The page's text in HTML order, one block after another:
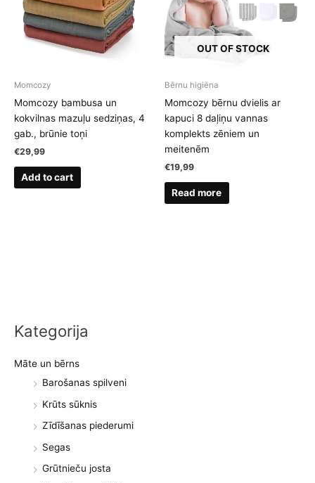
Kategorija
Māte un bērns
Barošanas spilveni
Krūts sūknis
Zīdīšanas piederumi
Segas
Grūtnieču josta
Momcozy
Momcozy bambusa un
kokvilnas mazuļu sedziņas, 4
gab., brūnie toņi
€29,99
Add to cart
OUT OF STOCK
Bērnu higiēna
Momcozy bērnu dvielis ar
kapuci 8 daļiņu vannas
komplekts zēniem un
meitenēm
€19,99
Read more